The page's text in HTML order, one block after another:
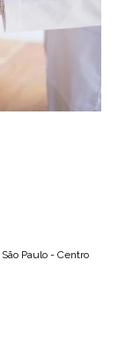
São Paulo - Centro